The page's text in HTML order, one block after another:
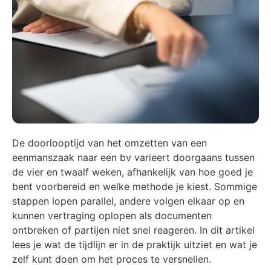
De doorlooptijd van het omzetten van een
eenmanszaak naar een bv varieert doorgaans tussen
de vier en twaalf weken, afhankelijk van hoe goed je
bent voorbereid en welke methode je kiest. Sommige
stappen lopen parallel, andere volgen elkaar op en
kunnen vertraging oplopen als documenten
ontbreken of partijen niet snel reageren. In dit artikel
lees je wat de tijdlijn er in de praktijk uitziet en wat je
zelf kunt doen om het proces te versnellen.